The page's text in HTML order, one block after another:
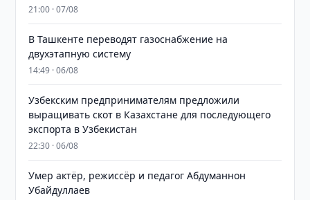
21:00 · 07/08
В Ташкенте переводят газоснабжение на
двухэтапную систему
14:49 · 06/08
Узбекским предпринимателям предложили
выращивать скот в Казахстане для последующего
экспорта в Узбекистан
22:30 · 06/08
Умер актёр, режиссёр и педагог Абдуманнон
Убайдуллаев